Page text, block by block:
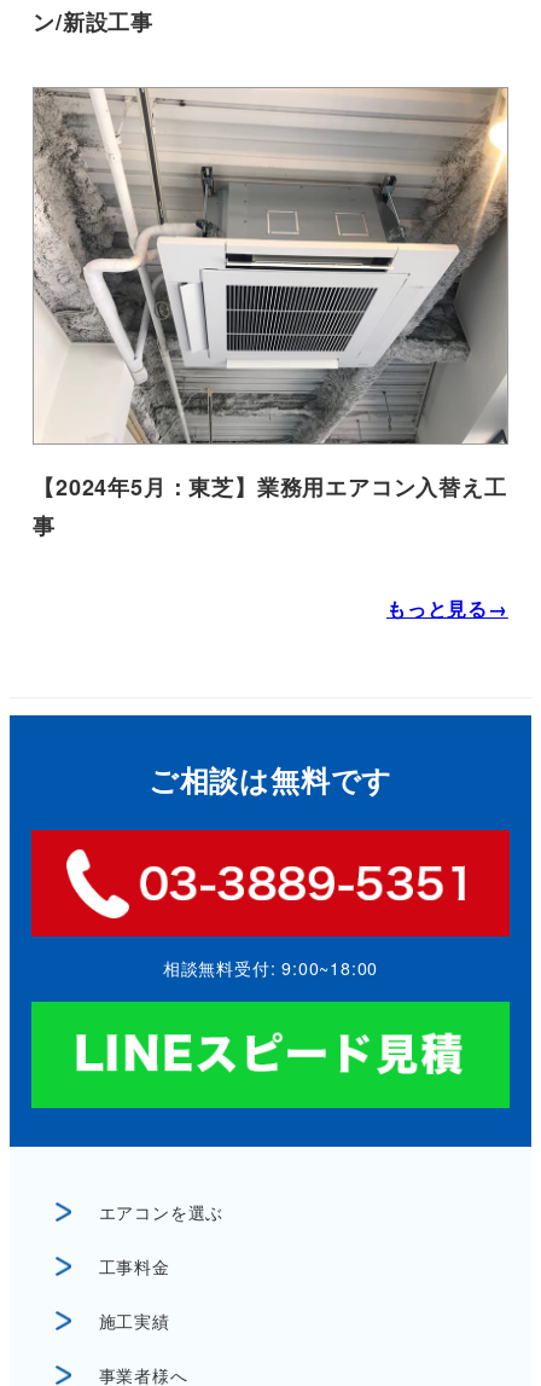
ン/新設工事
【2024年5月：東芝】業務用エアコン入替え工
事
もっと見る→
ご相談は無料です
相談無料受付: 9:00~18:00
エアコンを選ぶ
工事料金
施工実績
事業者様へ